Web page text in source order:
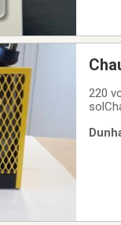
220
solChauffe jusqu’à